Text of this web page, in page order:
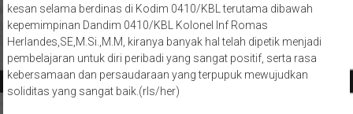
kesan selama berdinas di Kodim 0410/KBL terutama dibawah
kepemimpinan Dandim 0410/KBL Kolonel Inf Romas
Herlandes,SE,M.Si.,M.M, kiranya banyak hal telah dipetik menjadi
pembelajaran untuk diri peribadi yang sangat positif, serta rasa
kebersamaan dan persaudaraan yang terpupuk mewujudkan
soliditas yang sangat baik.(rls/her)